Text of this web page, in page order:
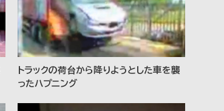
トラックの荷台から降りようとした車を襲
ったハプニング